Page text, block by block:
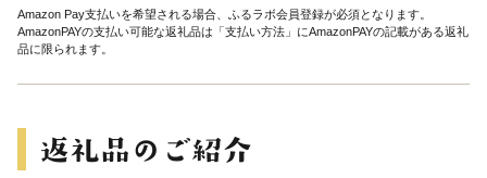
Amazon Pay支払いを希望される場合、ふるラボ会員登録が必須となります。
AmazonPAYの支払い可能な返礼品は「支払い方法」にAmazonPAYの記載がある返礼
品に限られます。